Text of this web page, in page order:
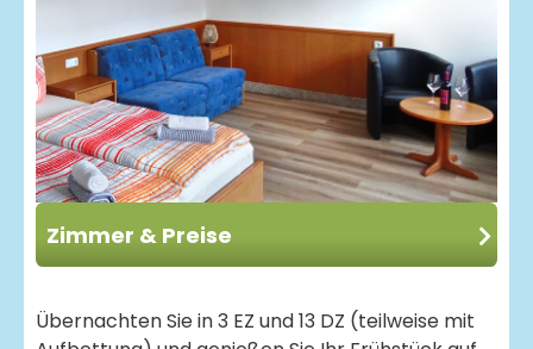
Zimmer & Preise
Übernachten Sie in 3 EZ und 13 DZ (teilweise mit